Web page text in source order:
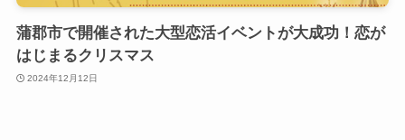
蒲郡市で開催された大型恋活イベントが大成功！恋が
はじまるクリスマス
2024年12月12日